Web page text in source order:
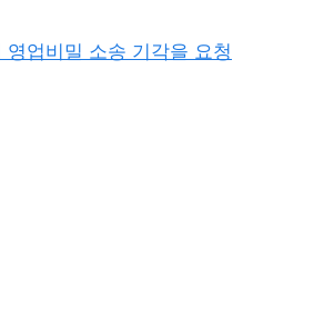
업비밀 소송 기각을 요청